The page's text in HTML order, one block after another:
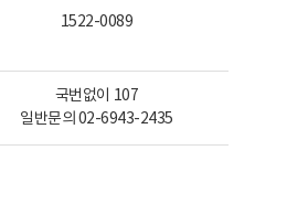
1522-0089
국번없이 107
일반문의 02-6943-2435